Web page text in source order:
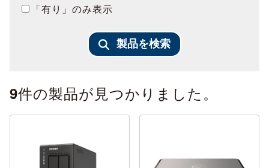
「有り」のみ表示
製品を検索
9件の製品が見つかりました。